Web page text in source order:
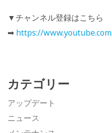
▼チャンネル登録はこちら
➡ https://
カテゴリー
アップデート
ニュース